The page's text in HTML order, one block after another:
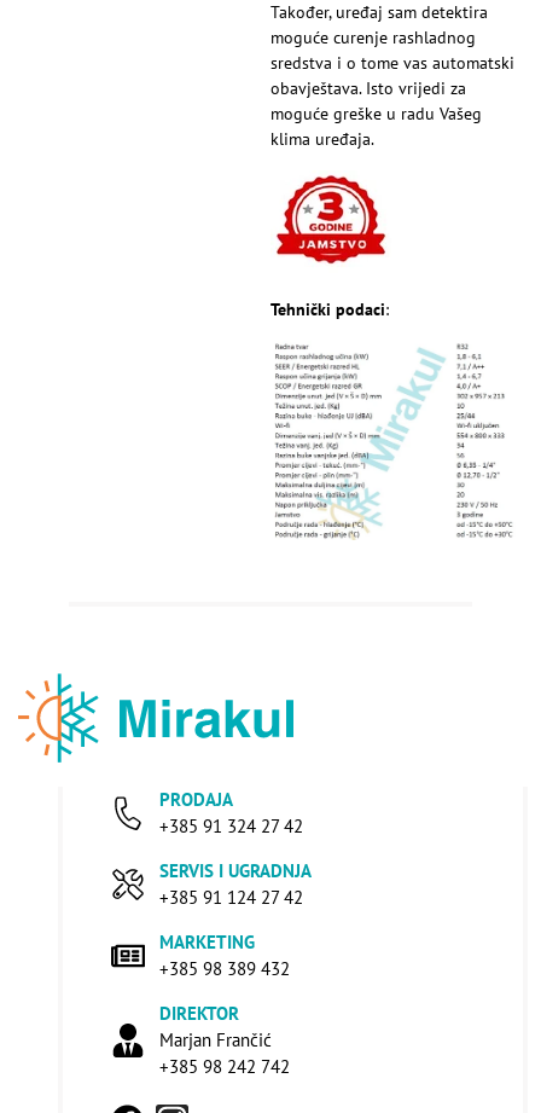
Također, uređaj sam detektira
moguće curenje rashladnog
sredstva i o tome vas automatski
obavještava. Isto vrijedi za
moguće greške u radu Vašeg
klima uređaja.
Tehnički podaci:
PRODAJA
+385 91 324 27 42
SERVIS I UGRADNJA
+385 91 124 27 42
MARKETING
+385 98 389 432
DIREKTOR
Marjan Frančić
+385 98 242 742